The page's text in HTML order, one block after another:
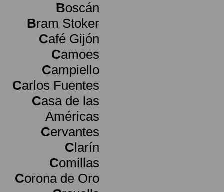
Boscán
Bram Stoker
Café Gijón
Camoes
Campiello
Carlos Fuentes
Casa de las
Américas
Cervantes
Clarín
Comillas
Corona de Oro